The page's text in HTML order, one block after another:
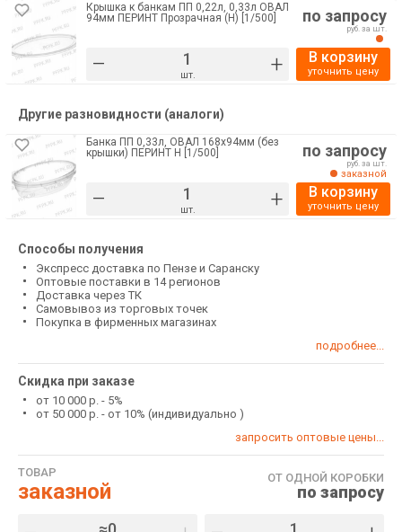
Крышка к банкам ПП 0,22л, 0,33л ОВАЛ
94мм ПЕРИНТ Прозрачная (Н) [1/500]
– шт. +
по запросу
руб. за шт.
В корзину
уточнить цену
Другие разновидности (аналоги)
Банка ПП 0,33л, ОВАЛ 168х94мм (без
крышки) ПЕРИНТ Н [1/500]
– шт. +
по запросу
руб. за шт.
заказной
В корзину
уточнить цену
Способы получения
Экспресс доставка по Пензе и Саранску
Оптовые поставки в 14 регионов
Доставка через ТК
Самовывоз из торговых точек
Покупка в фирменных магазинах
подробнее...
Скидка при заказе
от 10 000 р. - 5%
от 50 000 р. - от 10% (индивидуально )
запросить оптовые цены...
ТОВАР
заказной
ОТ ОДНОЙ КОРОБКИ
по запросу